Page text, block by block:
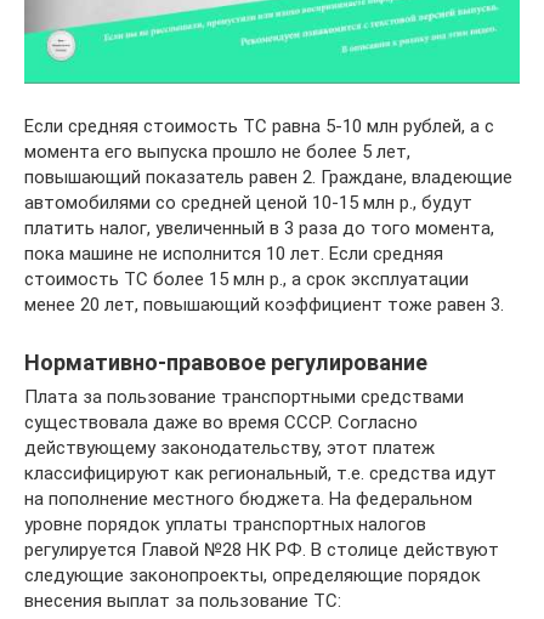
Если средняя стоимость ТС равна 5-10 млн рублей, а с
момента его выпуска прошло не более 5 лет,
повышающий показатель равен 2. Граждане, владеющие
автомобилями со средней ценой 10-15 млн р., будут
платить налог, увеличенный в 3 раза до того момента,
пока машине не исполнится 10 лет. Если средняя
стоимость ТС более 15 млн р., а срок эксплуатации
менее 20 лет, повышающий коэффициент тоже равен 3.
Нормативно-правовое регулирование
Плата за пользование транспортными средствами
существовала даже во время СССР. Согласно
действующему законодательству, этот платеж
классифицируют как региональный, т.е. средства идут
на пополнение местного бюджета. На федеральном
уровне порядок уплаты транспортных налогов
регулируется Главой №28 НК РФ. В столице действуют
следующие законопроекты, определяющие порядок
внесения выплат за пользование ТС: